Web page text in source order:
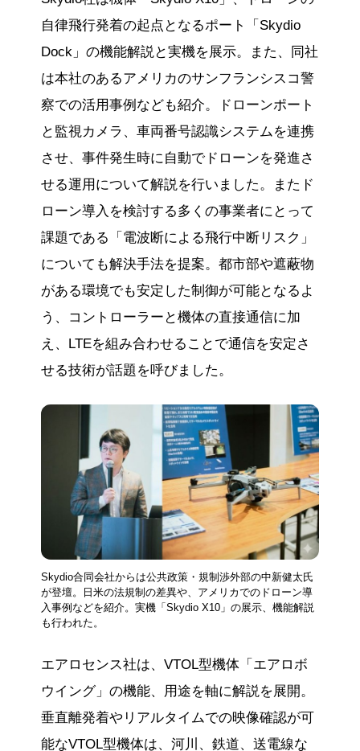
自律飛行発着の起点となるポート「Skydio
Dock」の機能解説と実機を展示。また、同社
は本社のあるアメリカのサンフランシスコ警
察での活用事例なども紹介。ドローンポート
と監視カメラ、車両番号認識システムを連携
させ、事件発生時に自動でドローンを発進さ
せる運用について解説を行いました。またド
ローン導入を検討する多くの事業者にとって
課題である「電波断による飛行中断リスク」
についても解決手法を提案。都市部や遮蔽物
がある環境でも安定した制御が可能となるよ
う、コントローラーと機体の直接通信に加
え、LTEを組み合わせることで通信を安定さ
せる技術が話題を呼びました。
Skydio合同会社からは公共政策・規制渉外部の中新健太氏
が登壇。日米の法規制の差異や、アメリカでのドローン導
入事例などを紹介。実機「Skydio X10」の展示、機能解説
も行われた。
エアロセンス社は、VTOL型機体「エアロボ
ウイング」の機能、用途を軸に解説を展開。
垂直離発着やリアルタイムでの映像確認が可
能なVTOL型機体は、河川、鉄道、送電線な